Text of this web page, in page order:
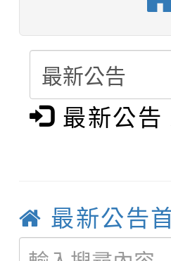
結果(第4
學年度第
結果(第12
轉知：桃
賽及師生
賽實施要
轉知：「
比賽實施
轉知：「
畫影片一
劇比賽實
轉知：桃
最新公告
最新公告